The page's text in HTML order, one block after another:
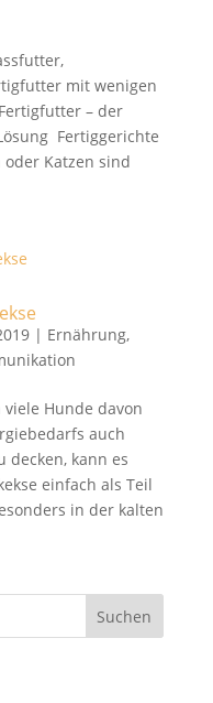
mit wenigen
– der
Fertiggerichte
Katzen sind
| Ernährung,
viele Hunde davon
auch
decken, kann es
einfach als Teil
in der kalten